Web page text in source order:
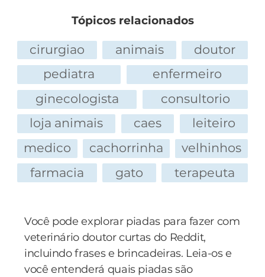
correndo pela fazenda junto com mais 5 gatos.
Dois abriam buracos, dois fechavam os buracos,
e um procurava mais terreno.
— Bem, pelo menos comigo funcionou!
Tópicos relacionados
cirurgiao animais
doutor
pediatra
enfermeiro
ginecologista
consultorio
loja animais
caes
leiteiro
medico
cachorrinha
velhinhos
farmacia
gato terapeuta
Você pode explorar piadas para fazer com
veterinário doutor curtas do Reddit,
incluindo frases e brincadeiras. Leia-os e
você entenderá quais piadas são